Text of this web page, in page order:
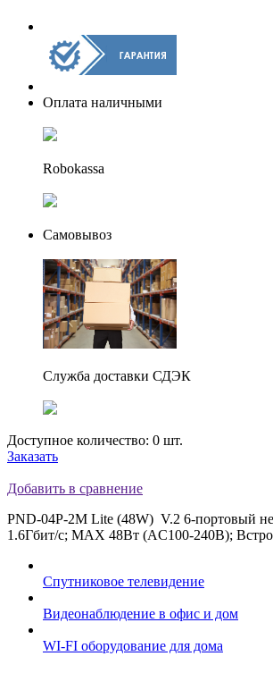
Оплата наличными
Robokassa
Самовывоз
Служба доставки СДЭК
Доступное количество: 0 шт.
Заказать
Добавить в сравнение
PND-04P-2M Lite (48W) V.2 6-портовый
1.6Гбит/с; MAX 48Вт (AC100-240В);
Спутниковое телевидение
Видеонаблюдение в офис и дом
WI-FI оборудование для дома